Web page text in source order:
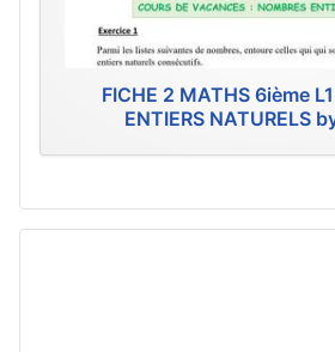
FICHE 2 MATHS 6ième
ENTIERS NATURELS